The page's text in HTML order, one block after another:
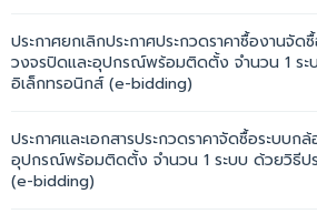
ประกาศยกเลิกประกาศประกวดราคาซื้องานจั
วงจรปิดและอุปกรณ์พร้อมติดตั้ง จำนวน 1 ระ
อิเล็กทรอนิกส์ (e-bidding)
ประกาศและเอกสารประกวดราคาจัดซื้อระบบก
อุปกรณ์พร้อมติดตั้ง จำนวน 1 ระบบ ด้วยวิธีป
(e-bidding)